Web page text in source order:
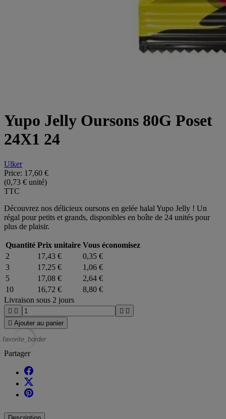
Yupo Jelly Oursons 80G Poset
24X1 24
Ulker
Price: 17,60 €
(0,73 € unité)
TTC
Découvrez nos délicieux oursons en gelée halal Yupo Jelly ! Un
régal pour petits et grands, disponibles en boîte de 24 unités pour
plus de plaisir.
Quantité Prix unitaire Vous économisez
2
17,43 €
0,35 €
3
17,25 €
1,06 €
5
17,08 €
2,64 €
10
16,72 €
8,80 €
Livraison sous 2 jours
   
 Ajouter au panier
favorite_border
Partager